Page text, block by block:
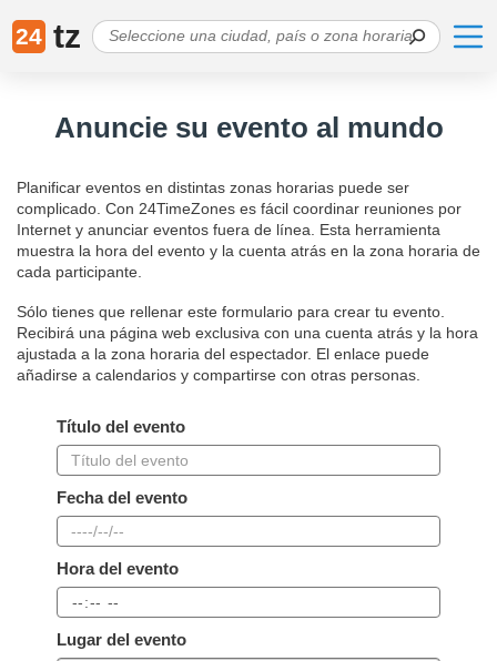
24 tz
Anuncie su evento al mundo
Planificar eventos en distintas zonas horarias puede ser
complicado. Con 24TimeZones es fácil coordinar reuniones por
Internet y anunciar eventos fuera de línea. Esta herramienta
muestra la hora del evento y la cuenta atrás en la zona horaria de
cada participante.
Sólo tienes que rellenar este formulario para crear tu evento.
Recibirá una página web exclusiva con una cuenta atrás y la hora
ajustada a la zona horaria del espectador. El enlace puede
añadirse a calendarios y compartirse con otras personas.
Título del evento
Fecha del evento
Hora del evento
Lugar del evento